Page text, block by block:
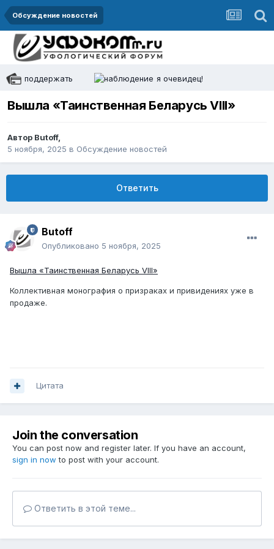
Обсуждение новостей
поддержать я очевидец!
Вышла «Таинственная Беларусь VIII»
Автор Butoff,
5 ноября, 2025 в Обсуждение новостей
Ответить
Butoff
Опубликовано 5 ноября, 2025
Вышла «Таинственная Беларусь VIII»
Коллективная монография о призраках и привидениях уже в
продаже.
Цитата
Join the conversation
You can post now and register later. If you have an account,
sign in now to post with your account.
Ответить в этой теме...